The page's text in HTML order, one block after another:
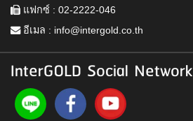
แฟกซ์ : 02-2222-046
อีเมล : info@intergold.co.th
InterGOLD Social Network